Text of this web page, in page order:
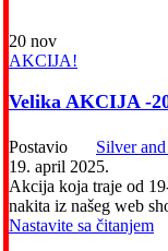
20 nov
AKCIJA!
Velika AKCIJA -
Postavio
Silver
19. april 2025.
Akcija koja traje od
nakita iz našeg web
Nastavite sa čitanjem